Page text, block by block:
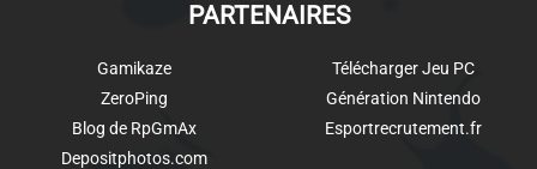
PARTENAIRES
Gamikaze
ZeroPing
Blog de RpGmAx
Depositphotos.com
Télécharger Jeu PC
Génération Nintendo
Esportrecrutement.fr